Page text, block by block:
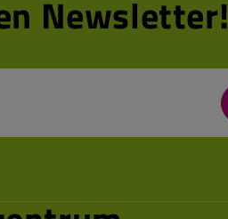
Newsletter!